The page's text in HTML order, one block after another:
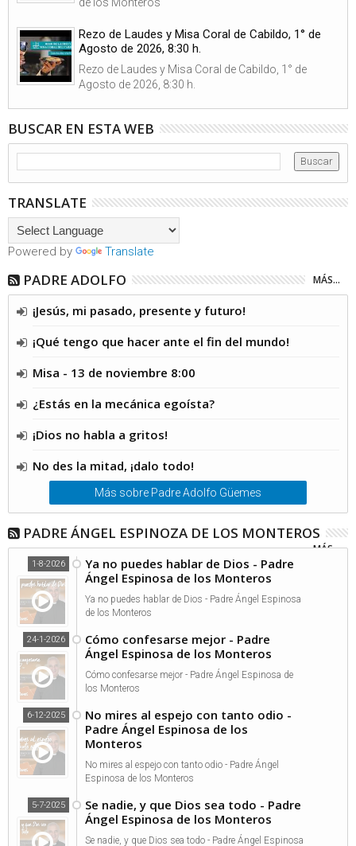
Rezo de Laudes y Misa Coral de Cabildo, 1° de
Agosto de 2026, 8:30 h.
Rezo de Laudes y Misa Coral de Cabildo, 1° de
Agosto de 2026, 8:30 h.
BUSCAR EN ESTA WEB
TRANSLATE
Powered by Translate
PADRE ADOLFO MÁS...
¡Jesús, mi pasado, presente y futuro!
¡Qué tengo que hacer ante el fin del mundo!
Misa - 13 de noviembre 8:00
¿Estás en la mecánica egoísta?
¡Dios no habla a gritos!
No des la mitad, ¡dalo todo!
Más sobre Padre Adolfo Güemes
PADRE ÁNGEL ESPINOZA DE LOS MONTEROS
MÁS...
Ya no puedes hablar de Dios - Padre
Ángel Espinosa de los Monteros
1-8-2026
Ya no puedes hablar de Dios - Padre Ángel Espinosa
de los Monteros
Cómo confesarse mejor - Padre
Ángel Espinosa de los Monteros
24-1-2026
Cómo confesarse mejor - Padre Ángel Espinosa de
los Monteros
No mires al espejo con tanto odio -
Padre Ángel Espinosa de los
Monteros
6-12-2025
No mires al espejo con tanto odio - Padre Ángel
Espinosa de los Monteros
Se nadie, y que Dios sea todo - Padre
Ángel Espinosa de los Monteros
5-7-2025
Se nadie, y que Dios sea todo - Padre Ángel Espinosa